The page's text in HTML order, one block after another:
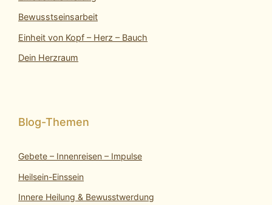
Bewusstseinsarbeit
Einheit von Kopf – Herz – Bauch
Dein Herzraum
Gebete – Innenreisen – Impulse
Heilsein-Einssein
Innere Heilung & Bewusstwerdung